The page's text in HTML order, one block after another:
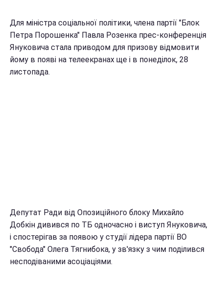
Для міністра соціальної політики, члена партії "Блок
Петра Порошенка" Павла Розенка прес-конференція
Януковича стала приводом для призову відмовити
йому в появі на телеекранах ще і в понеділок, 28
листопада.
Депутат Ради від Опозиційного блоку Михайло
Добкін дивився по ТБ одночасно і виступ Януковича,
і спостерігав за появою у студії лідера партії ВО
"Свобода" Олега Тягнибока, у зв'язку з чим поділився
несподіваними асоціаціями.